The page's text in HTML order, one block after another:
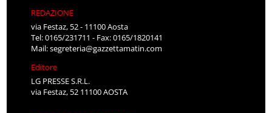
REDAZIONE
via Festaz, 52 - 11100 Aosta
Tel: 0165/231711 - Fax: 0165/1820141
Mail:segreteria@gazzettamatin.com
Editore
LG PRESSE S.R.L.
via Festaz, 52 11100 AOSTA